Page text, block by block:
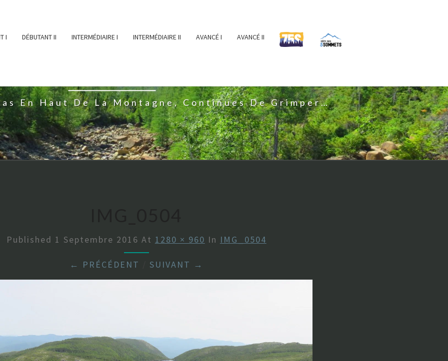
I DÉBUTANT II INTERMÉDIAIRE I INTERMÉDIAIRE II AVANCÉ I AVANCÉ II
En Haut De La Montagne, Continues De Grimper…
Published 1 Septembre 2016 At 1280 × 960 In IMG_0504
← PRÉCÉDENT SUIVANT →